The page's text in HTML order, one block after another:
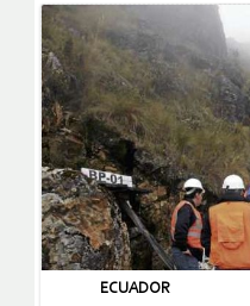
ECUADOR